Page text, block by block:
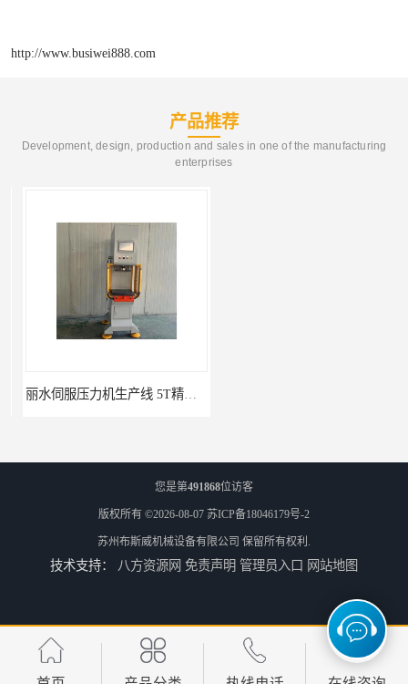
http://www.busiwei888.com
产品推荐
Development, design, production and sales in one of the manufacturing
enterprises
丽水伺服压力机生产线 5T精密伺服压力机 布斯威机械设备
池州伺服压力机生产线 5T精密伺服压力机 布斯威机械设备 山东伺服压力机制造厂家 5T精密伺服压力机 布斯威机械设备
您是第491868位访客
版权所有 ©2026-08-07 苏ICP备18046179号-2
苏州布斯威机械设备有限公司 保留所有权利.
技术支持： 八方资源网 免责声明 管理员入口 网站地图